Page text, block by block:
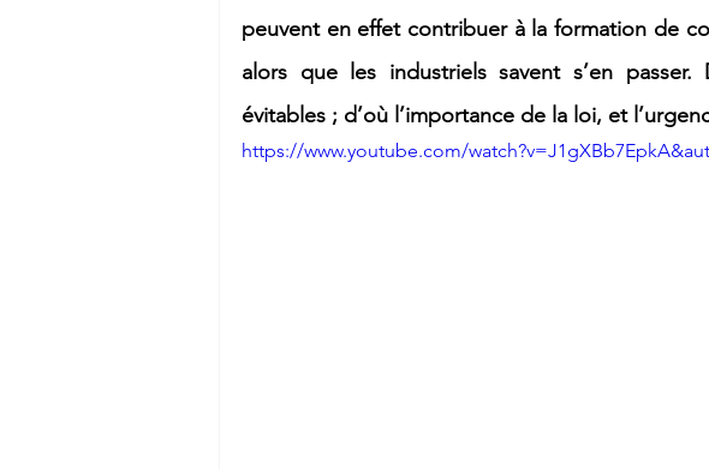
peuvent en effet contribuer à la formation de
alors que les industriels savent s’en
évitables ; d’où l’importance de la loi, et
https://www.youtube.com/